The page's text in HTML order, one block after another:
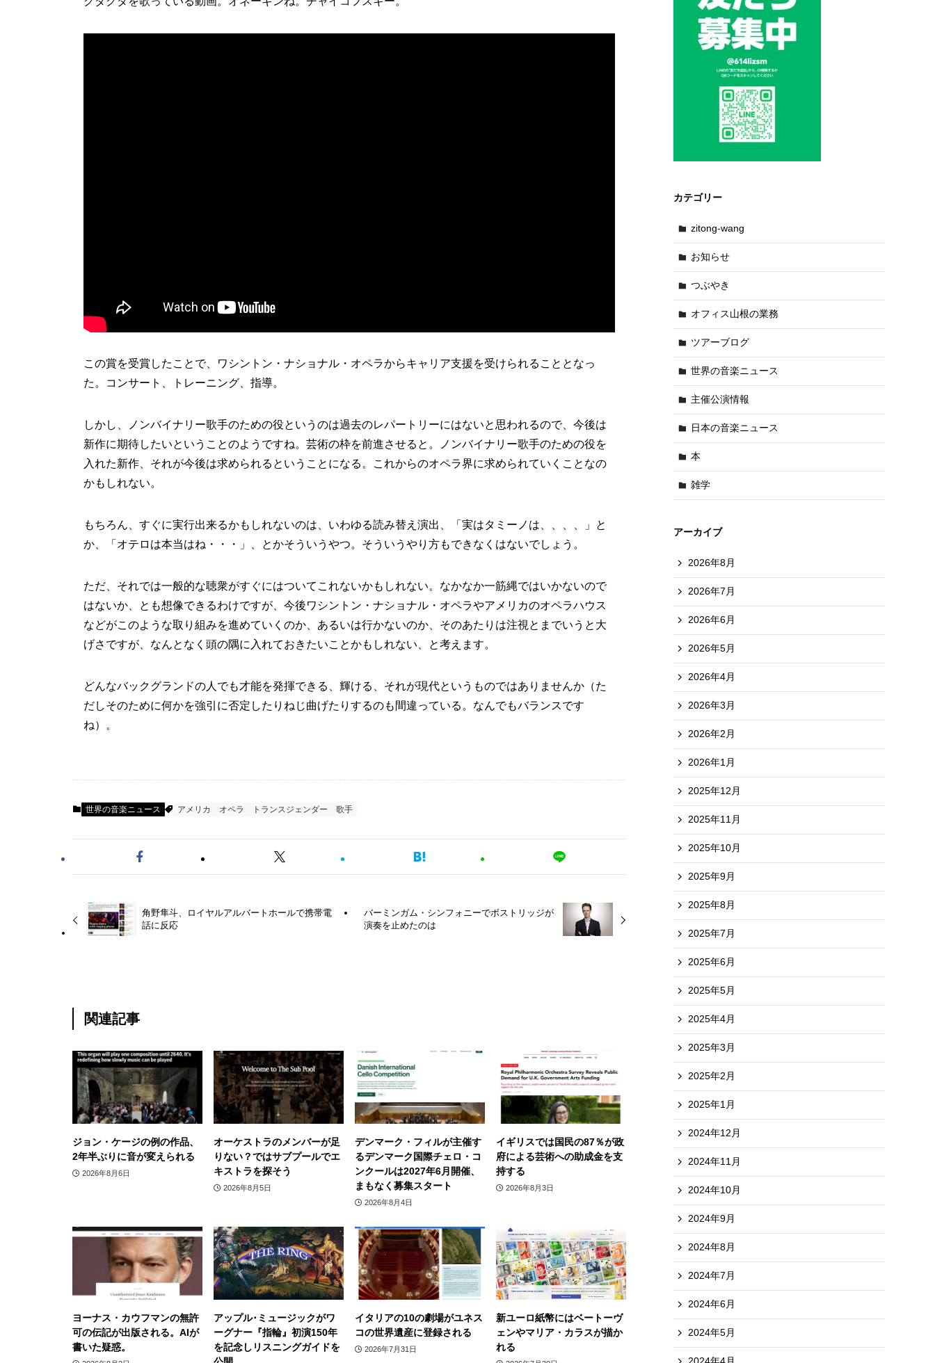
この賞を受賞したことで、ワシントン・ナショナル・オペラからキャリア支援を受けられることとなっ
た。コンサート、トレーニング、指導。
しかし、ノンバイナリー歌手のための役というのは過去のレパートリーにはないと思われるので、今後は
新作に期待したいということのようですね。芸術の枠を前進させると。ノンバイナリー歌手のための役を
入れた新作、それが今後は求められるということになる。これからのオペラ界に求められていくことなの
かもしれない。
もちろん、すぐに実行出来るかもしれないのは、いわゆる読み替え演出、「実はタミーノは、、、、」と
か、「オテロは本当はね・・・」、とかそういうやつ。そういうやり方もできなくはないでしょう。
ただ、それでは一般的な聴衆がすぐにはついてこれないかもしれない。なかなか一筋縄ではいかないので
はないか、とも想像できるわけですが、今後ワシントン・ナショナル・オペラやアメリカのオペラハウス
などがこのような取り組みを進めていくのか、あるいは行かないのか、そのあたりは注視とまでいうと大
げさですが、なんとなく頭の隅に入れておきたいことかもしれない、と考えます。
どんなバックグランドの人でも才能を発揮できる、輝ける、それが現代というものではありませんか（た
だしそのために何かを強引に否定したりねじ曲げたりするのも間違っている。なんでもバランスです
ね）。
世界の音楽ニュース アメリカ オペラ トランスジェンダー 歌手
角野隼斗、ロイヤルアルバートホールで携帯電
話に反応
バーミンガム・シンフォニーでボストリッジが
演奏を止めたのは
関連記事
ジョン・ケージの例の作品、
2年半ぶりに音が変えられる
2026年8月6日
オーケストラのメンバーが足
りない？ではサブプールでエ
キストラを探そう
2026年8月5日
デンマーク・フィルが主催す
るデンマーク国際チェロ・コ
ンクールは2027年6月開催、
まもなく募集スタート
2026年8月4日
イギリスでは国民の87％が政
府による芸術への助成金を支
持する
2026年8月3日
ヨーナス・カウフマンの無許
可の伝記が出版される。AIが
書いた疑惑。
アップル･ミュージックがワ
ーグナー『指輪』初演150年
を記念しリスニングガイドを
イタリアの10の劇場がユネス
コの世界遺産に登録される
2026年7月31日
新ユーロ紙幣にはベートーヴ
ェンやマリア・カラスが描か
れる
カテゴリー
zitong-wang
お知らせ
つぶやき
オフィス山根の業務
ツアーブログ
世界の音楽ニュース
主催公演情報
日本の音楽ニュース
本
雑学
アーカイブ
2026年8月
2026年7月
2026年6月
2026年5月
2026年4月
2026年3月
2026年2月
2026年1月
2025年12月
2025年11月
2025年10月
2025年9月
2025年8月
2025年7月
2025年6月
2025年5月
2025年4月
2025年3月
2025年2月
2025年1月
2024年12月
2024年11月
2024年10月
2024年9月
2024年8月
2024年7月
2024年6月
2024年5月